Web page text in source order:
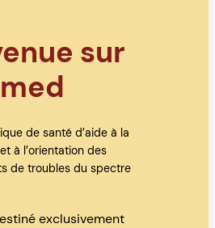
sur
de santé d’aide à la
à l’orientation des
de troubles du spectre
exclusivement